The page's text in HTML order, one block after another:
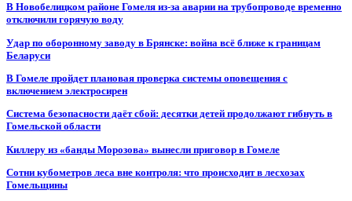
В Новобелицком районе Гомеля из-за аварии на трубопроводе временно
отключили горячую воду
Удар по оборонному заводу в Брянске: война всё ближе к границам
Беларуси
В Гомеле пройдет плановая проверка системы оповещения с
включением электросирен
Система безопасности даёт сбой: десятки детей продолжают гибнуть в
Гомельской области
Киллеру из «банды Морозова» вынесли приговор в Гомеле
Сотни кубометров леса вне контроля: что происходит в лесхозах
Гомельщины